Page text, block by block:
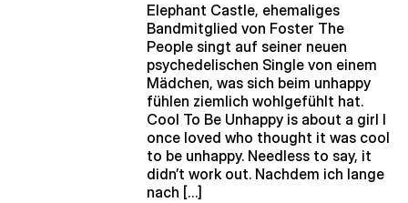
Elephant Castle, ehemaliges
Bandmitglied von Foster The
People singt auf seiner neuen
psychedelischen Single von einem
Mädchen, was sich beim unhappy
fühlen ziemlich wohlgefühlt hat.
Cool To Be Unhappy is about a girl I
once loved who thought it was cool
to be unhappy. Needless to say, it
didn’t work out. Nachdem ich lange
nach […]